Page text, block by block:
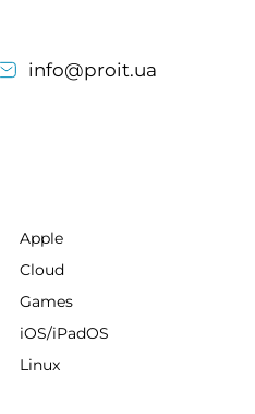
info@proit.ua
Apple
Cloud
Games
iOS/iPadOS
Linux